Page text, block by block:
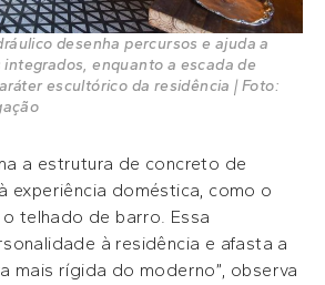
desenha percursos e ajuda a
enquanto a escada de
escultórico da residência | Foto:
a estrutura de concreto de
experiência doméstica, como o
telhado de barro. Essa
à residência e afasta a
mais rígida do moderno”, observa